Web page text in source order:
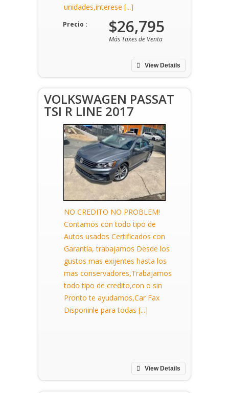
unidades,interese [...]
View Details
Precio : $26,795
Más Taxes de Venta
VOLKSWAGEN PASSAT
TSI R LINE 2017
NO CREDITO NO PROBLEM!
Contamos con todo tipo de
Autos usados Certificados con
Garantía, trabajamos Desde los
gustos mas exijentes hasta los
mas conservadores,Trabajamos
todo tipo de credito,con o sin
Pronto te ayudamos,Car Fax
Disponinle para todas [...]
View Details